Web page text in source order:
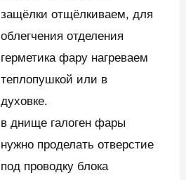
защёлки отщёлкиваем, для
облегчения отделения
герметика фару нагреваем
теплопушкой или в
духовке.
в днище галоген фары
нужно проделать отверстие
под проводку блока